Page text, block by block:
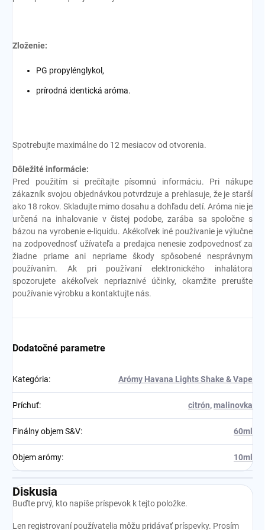
Zloženie:
PG propylénglykol,
prírodná identická aróma.
Spotrebujte maximálne do 12 mesiacov od otvorenia.
Dôležité informácie:
Pred použitím si prečítajte písomnú informáciu. Pri nákupe
zákazník svojou objednávkou potvrdzuje a prehlasuje, že je starší
ako 18 rokov. Skladujte mimo dosahu a dohľadu detí. Aróma nie je
určená na inhalovanie v čistej podobe, zarába sa spoločne s
bázou na vyrobenie e-liquidu. Akékoľvek iné používanie je výlučne
na zodpovednosť užívateľa a predajca nenesie zodpovednosť za
žiadne priame ani nepriame škody spôsobené nesprávnym
používaním. Ak pri používaní elektronického inhalátora
spozorujete akékoľvek nepriaznivé účinky, okamžite prerušte
používanie výrobku a kontaktujte nás.
Dodatočné parametre
Kategória: Arómy Havana Lights Shake & Vape
Príchuť: citrón,malinovka
Finálny objem S&V: 60ml
Objem arómy: 10ml
Diskusia
Buďte prvý, kto napíše príspevok k tejto položke.
Len registrovaní používatelia môžu pridávať príspevky. Prosím